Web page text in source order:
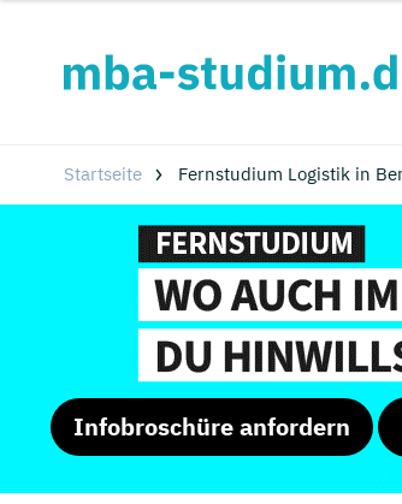
Startseite Fernstudium Logistik in
Infobroschüre anfordern